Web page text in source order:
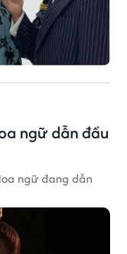
ngữ dẫn đầu
ngữ đang dẫn